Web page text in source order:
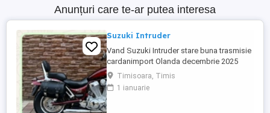
Anunțuri care te-ar putea interesa
Suzuki Intruder
Vand Suzuki Intruder stare buna trasmisie
cardanimport Olanda decembrie 2025
inmatriculat RO IN FEBRUARIE Nu raspund
la mesaje.Schimb cu ATV plus sau minus
diferenta
Timisoara, Timis
1 ianuarie